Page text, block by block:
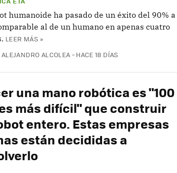
humanoide ha pasado de un éxito del 90% a
al de un humano en apenas cuatro
LEER MÁS »
ALEJANDRO ALCOLEA HACE 18 DÍAS
una mano robótica es "100
más difícil" que construir
entero. Estas empresas
están decididas a